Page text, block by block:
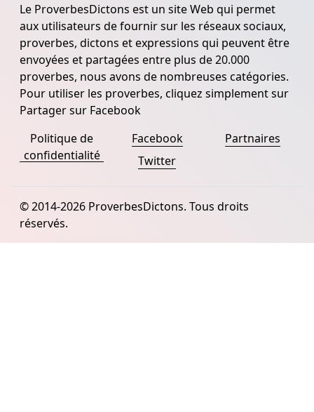
Le ProverbesDictons est un site Web qui permet
aux utilisateurs de fournir sur les réseaux sociaux,
proverbes, dictons et expressions qui peuvent être
envoyées et partagées entre plus de 20.000
proverbes, nous avons de nombreuses catégories.
Pour utiliser les proverbes, cliquez simplement sur
Partager sur Facebook
Politique de
confidentialité
Facebook
Twitter
Partnaires
© 2014-2026 ProverbesDictons. Tous droits
réservés.